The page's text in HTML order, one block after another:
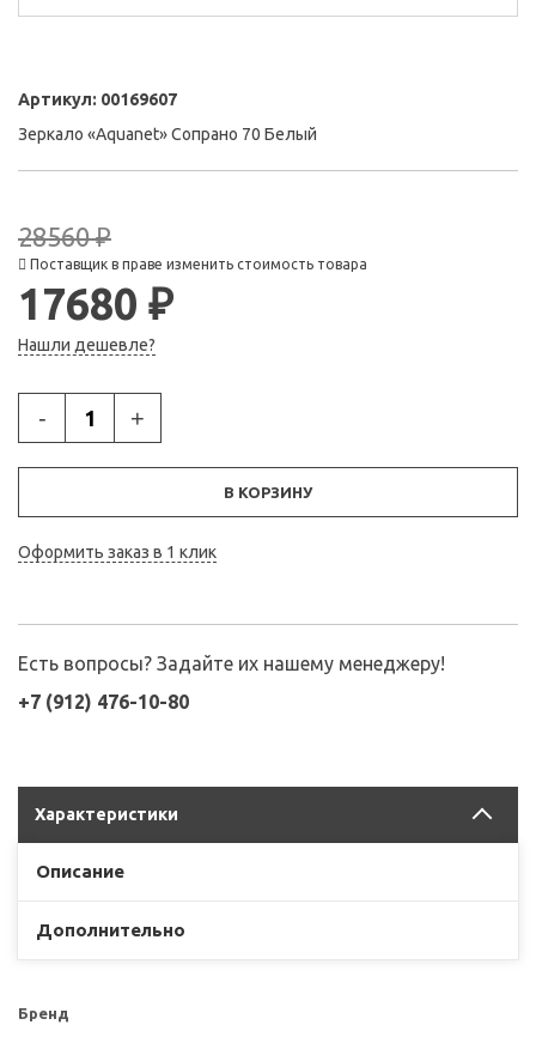
Артикул: 00169607
Зеркало «Aquanet» Сопрано 70 Белый
28560 ₽
Поставщик в праве изменить стоимость товара
17680 ₽
Нашли дешевле?
- +
В КОРЗИНУ
Оформить заказ в 1 клик
Есть вопросы? Задайте их нашему менеджеру!
+7 (912) 476-10-80
Характеристики
Описание
Дополнительно
Бренд